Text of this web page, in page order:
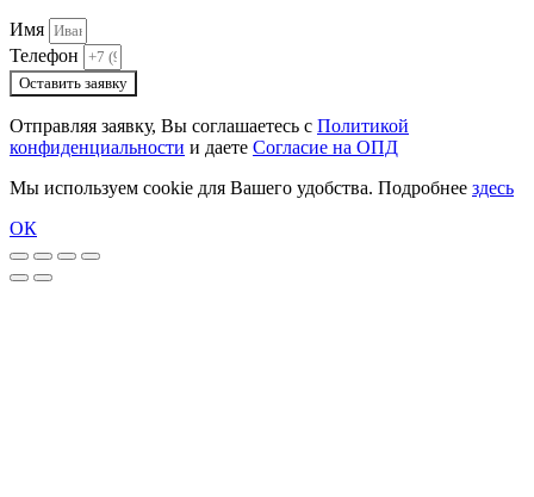
Имя
Телефон
Оставить заявку
Отправляя заявку, Вы соглашаетесь с Политикой
конфиденциальности и даете Согласие на ОПД
Мы используем cookie для Вашего удобства. Подробнее здесь
ОК